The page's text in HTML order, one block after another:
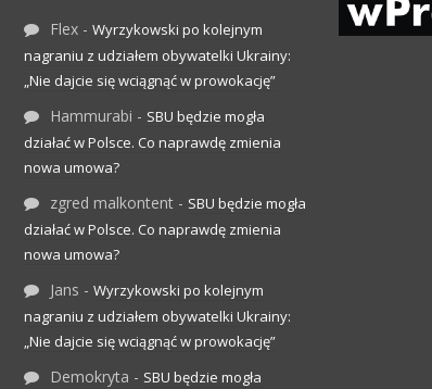
Flex - Wyrzykowski po kolejnym
nagraniu z udziałem obywatelki Ukrainy:
„Nie dajcie się wciągnąć w prowokację”
Hammurabi - SBU będzie mogła
działać w Polsce. Co naprawdę zmienia
nowa umowa?
zgred malkontent - SBU będzie mogła
działać w Polsce. Co naprawdę zmienia
nowa umowa?
Jans - Wyrzykowski po kolejnym
nagraniu z udziałem obywatelki Ukrainy:
„Nie dajcie się wciągnąć w prowokację”
Demokryta - SBU będzie mogła